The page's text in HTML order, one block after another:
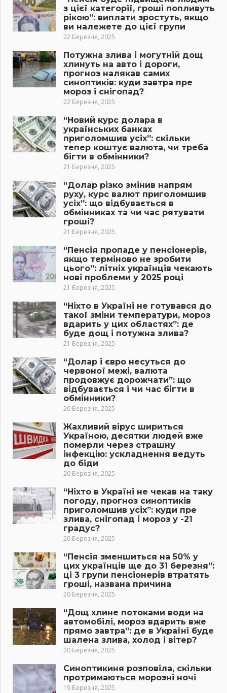
з цієї категорії, гроші попливуть
рікою”: виплати зростуть, якщо
ви належете до цієї групи
22 Березня, 2025
Потужна злива і могутній дощ
хлинуть на авто і дороги,
прогноз налякав самих
синоптиків: куди завтра пре
мороз і снігопад?
22 Березня, 2025
“Новий курс долара в
українських банках
приголомшив усіх”: скільки
тепер коштує валюта, чи треба
бігти в обмінники?
21 Березня, 2025
“Долар різко змінив напрям
руху, курс валют приголомшив
усіх”: що відбувається в
обмінниках та чи час рятувати
гроші?
21 Березня, 2025
“Пенсія пропаде у пенсіонерів,
якщо терміново не зробити
цього”: літніх українців чекають
нові проблеми у 2025 році
21 Березня, 2025
“Ніхто в Україні не готувався до
такої зміни температури, мороз
вдарить у цих областях”: де
буде дощ і потужна злива?
21 Березня, 2025
“Долар і євро несуться до
червоної межі, валюта
продовжує дорожчати”: що
відбувається і чи час бігти в
обмінники?
20 Березня, 2025
Жахливий вірус шириться
Україною, десятки людей вже
померли через страшну
інфекцію: ускладнення ведуть
до біди
20 Березня, 2025
“Ніхто в Україні не чекав на таку
погоду, прогноз синоптиків
приголомшив усіх”: куди пре
злива, снігопад і мороз у -21
градус?
20 Березня, 2025
“Пенсія зменшиться на 50% у
цих українців ще до 31 березня”:
ці 3 групи пенсіонерів втратять
гроші, названа причина
20 Березня, 2025
“Дощ хлине потоками води на
автомобілі, мороз вдарить вже
прямо завтра”: де в Україні буде
шалена злива, холод і вітер?
20 Березня, 2025
Синоптикиня розповіла, скільки
протримаються морозні ночі
19 Березня, 2025